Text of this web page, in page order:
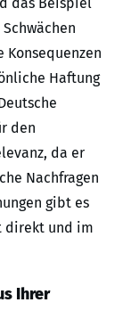
Konsequenzen
Haftung
den
da er
Nachfragen
gibt es
direkt und im
Ihrer